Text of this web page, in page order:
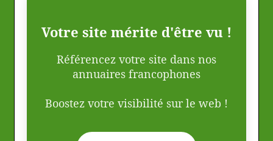
Votre site mérite d'être vu !
Référencez votre site dans nos
annuaires francophones
Boostez votre visibilité sur le web !